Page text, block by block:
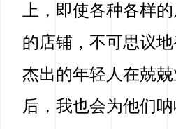
上，即使各种各样
的店铺，不可思议
杰出的年轻人在兢
后，我也会为他们呐